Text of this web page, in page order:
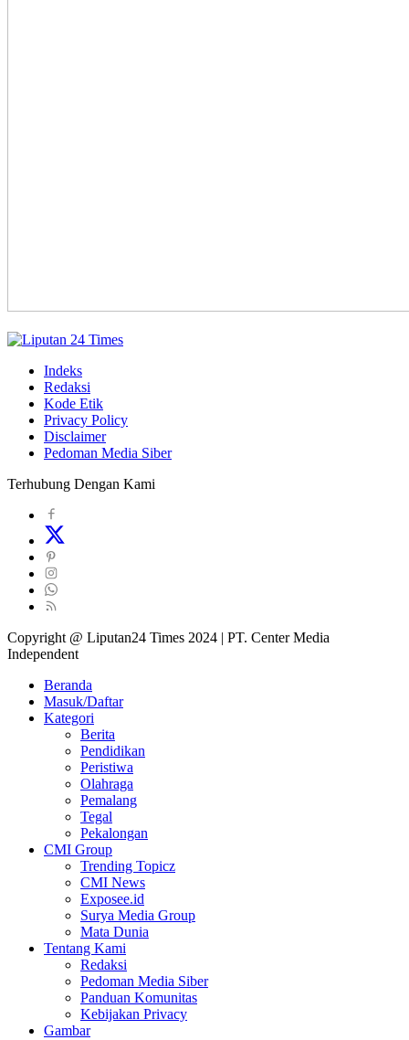
Indeks
Redaksi
Kode Etik
Privacy Policy
Disclaimer
Pedoman Media Siber
Terhubung Dengan Kami
Copyright @ Liputan24 Times 2024 | PT. Center Media
Independent
Beranda
Masuk/Daftar
Kategori
Berita
Pendidikan
Peristiwa
Olahraga
Pemalang
Tegal
Pekalongan
CMI Group
Trending Topicz
CMI News
Exposee.id
Surya Media Group
Mata Dunia
Tentang Kami
Redaksi
Pedoman Media Siber
Panduan Komunitas
Kebijakan Privacy
Gambar